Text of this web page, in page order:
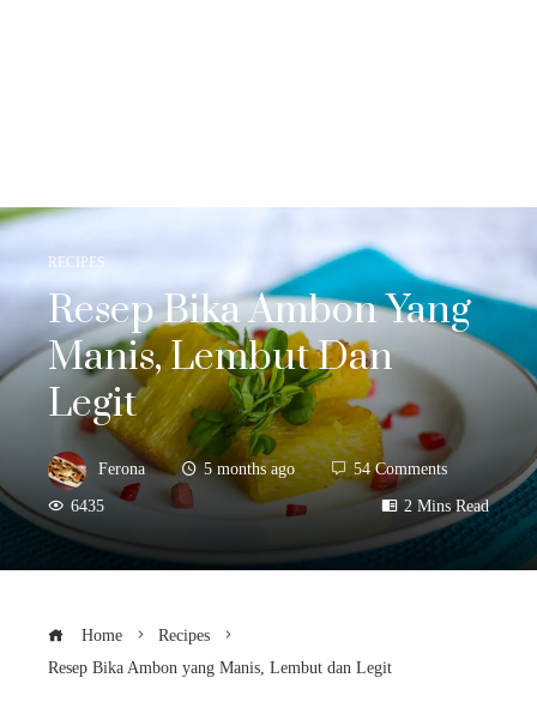
RECIPES
Resep Bika Ambon Yang
Manis, Lembut Dan
Legit
Ferona 5 months ago 54 Comments
6435 2 Mins Read
Home
Recipes
Resep Bika Ambon yang Manis, Lembut dan Legit